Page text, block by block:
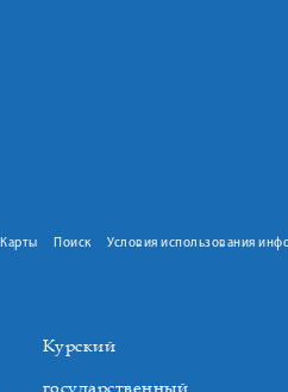
Карты Поиск Условия использования
Курский
государственный